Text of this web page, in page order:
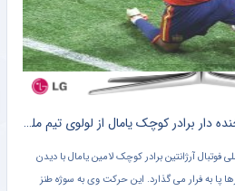
را انتخاب کرد
، علیه آمریکا !! + کلیپ وایرال شده
اسپانیا روی پهپاد شاهد سپاه پاسداران در حالی که
شلیک منتشر شده است.